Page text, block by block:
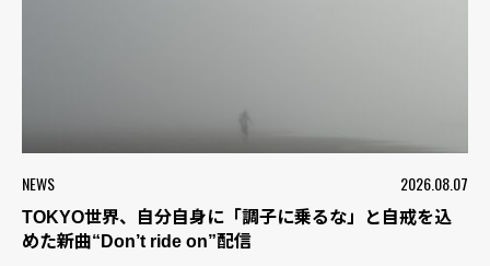
NEWS 2026.08.07
TOKYO世界、自分自身に「調子に乗るな」と自戒を込
めた新曲“Don’t ride on”配信